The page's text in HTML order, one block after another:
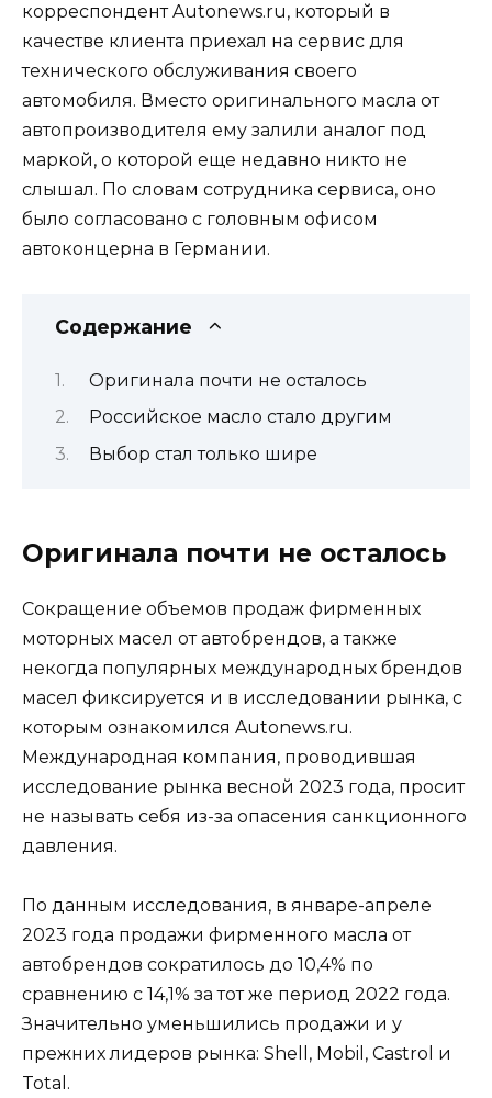
корреспондент Autonews.ru, который в
качестве клиента приехал на сервис для
технического обслуживания своего
автомобиля. Вместо оригинального масла от
автопроизводителя ему залили аналог под
маркой, о которой еще недавно никто не
слышал. По словам сотрудника сервиса, оно
было согласовано с головным офисом
автоконцерна в Германии.
Содержание
Оригинала почти не осталось
Российское масло стало другим
Выбор стал только шире
Оригинала почти не осталось
Сокращение объемов продаж фирменных
моторных масел от автобрендов, а также
некогда популярных международных брендов
масел фиксируется и в исследовании рынка, с
которым ознакомился Autonews.ru.
Международная компания, проводившая
исследование рынка весной 2023 года, просит
не называть себя из-за опасения санкционного
давления.
По данным исследования, в январе-апреле
2023 года продажи фирменного масла от
автобрендов сократилось до 10,4% по
сравнению с 14,1% за тот же период 2022 года.
Значительно уменьшились продажи и у
прежних лидеров рынка: Shell, Mobil, Castrol и
Total.